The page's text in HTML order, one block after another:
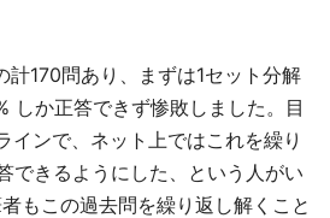
170問あり、まずは1セット分解
しか正答できず惨敗しました。目
インで、ネット上ではこれを繰り
できるようにした、という人がい
もこの過去問を繰り返し解くこと